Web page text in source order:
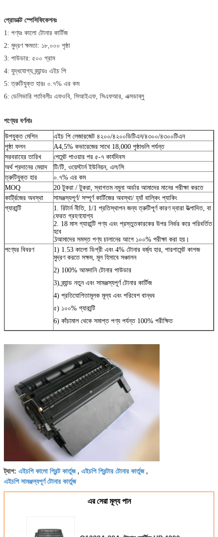
প্রোডাক্ট স্পেসিফিকেশনঃ
1: পণ্যঃ কালো টোনার কার্টিজ
2: মুদ্রণ ক্ষমতা: ১৮,০০০ পৃষ্ঠা
3: পাউডার: ৫০০ গ্রাম
4: যুদ্ধযোগ্য ব্র্যান্ডঃ এইচ পি
5: ত্রুটিযুক্ত হারঃ ০.৭% এর কম
6: ডেলিভারি শর্তাবলীঃ এফওবি, সিআইএফ, সিএফআর, এক্সডাব্লু
পণ্যের বর্ণনাঃ
উপযুক্ত মেশিন
এইচ পি লেজারজেট ৪২০০/৪২০০ডিটিএন/৪৩০০/৪৩০০টিএন
পৃষ্ঠা ফলন
A4,5% কভারেজের সাথে 18,000 পৃষ্ঠাগুলি পর্যন্ত
সরবরাহের তারিখ
পেমেন্ট পাওয়ার পর ৫-৭ কার্যদিবস
অর্থ প্রদানের মেয়াদ
টি/টি, ওয়েস্টার্ন ইউনিয়ন, এল/সি
ত্রুটিযুক্ত হার
০.৭% এর কম
MOQ
20 টুকরা / টুকরা, স্বাগতম নমুনা অর্ডার আমাদের মানের পরীক্ষা করতে
কার্ট্রিজের অবস্থা
সামঞ্জস্যপূর্ণ/ সম্পূর্ণ কার্টিজের অবস্থা/ হ্যাঁ বাল্কিং প্যাকিং
গ্যারান্টি
1. রিটার্ন নীতি, 1/1 প্রতিস্থাপন জন্য ত্রুটিপূর্ণ কারণ দ্বারা উত্পাদিত, বা
ফেরত গ্রহণযোগ্য
2. 18 মাস গ্যারান্টি পণ্য এবং প্রস্তুতকারকের উপর নির্ভর করে পরিবর্তিত
হবে
3আমাদের সমস্ত পণ্য চালানের আগে ১০০% পরীক্ষা করা হয়।
পণ্যের বিবরণ
1) 1.53 কালো ডিগ্রী এবং 4% টোনার বর্জ্য হার, পারগামেন্ট কাগজ
মুদ্রণ করতে সক্ষম, মূল হিসাবে সঞ্চালন
2) 100% আমদানি টোনার পাউডার
3) ব্র্যান্ড নতুন এবং সামঞ্জস্যপূর্ণ টোনার কার্টিজ
4) প্রতিযোগিতামূলক মূল্য এবং পরিবেশ বান্ধব
৫) ১০০% গ্যারান্টি
6) কাঁচামাল থেকে সমাপ্ত পণ্য পর্যন্ত 100% পরীক্ষিত
ট্যাগ: এইচপি কালো প্রিন্ট কার্তুজ, এইচপি প্রিন্টার টোনার কার্তুজ,
এইচপি সামঞ্জস্যপূর্ণ টোনার কার্তুজ
এর সেরা মূল্য পান